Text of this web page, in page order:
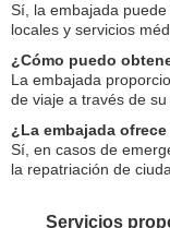
Sí, la embajada
locales y servicios
¿Cómo puedo
La embajada
de viaje a través de
¿La embajada
Sí, en casos de
la repatriación de
Servicios